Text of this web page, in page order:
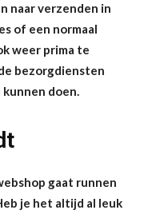
naar verzenden in
of een normaal
weer prima te
bezorgdiensten
doen.
gaat runnen
je het altijd al leuk